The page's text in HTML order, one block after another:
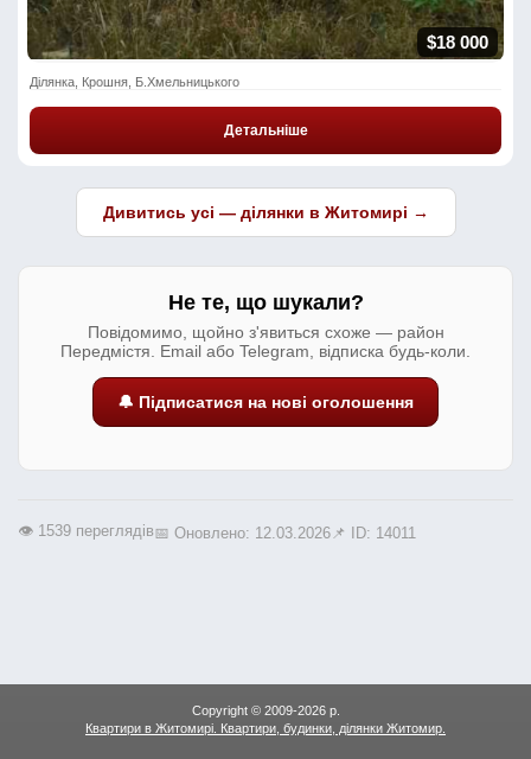
$18 000
Ділянка, Крошня, Б.Хмельницького
Детальніше
Дивитись усі — ділянки в Житомирі →
Не те, що шукали?
Повідомимо, щойно з'явиться схоже — район
Передмістя. Email або Telegram, відписка будь-коли.
🔔 Підписатися на нові оголошення
👁️ 1539 переглядів📅 Оновлено: 12.03.2026 📌 ID: 14011
Copyright © 2009-2026 р.
Квартири в Житомирі. Квартири, будинки, ділянки Житомир.